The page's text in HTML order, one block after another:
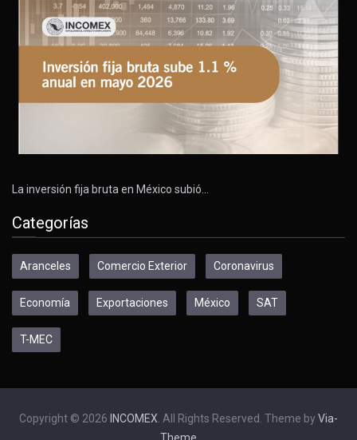
La inversión fija bruta en México subió…
Categorías
Aranceles Comercio Exterior Coronavirus
Economía Exportaciones México SAT
T-MEC
Copyright © 2026 INCOMEX . All Rights Reserved. Theme by Via-
Theme